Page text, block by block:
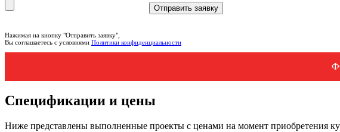
Нажимая на кнопку "Отправить заявку",
Вы соглашаетесь с условиями Политики конфиденциальности
Спецификации и цены
Ниже представлены выполненные проекты с ценами на момент приобретения